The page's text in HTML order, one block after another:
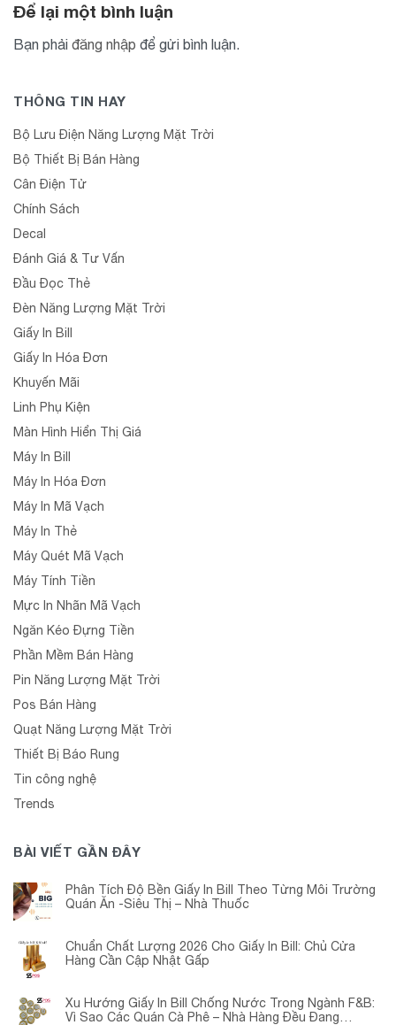
Để lại một bình luận
Bạn phải đăng nhập để gửi bình luận.
THÔNG TIN HAY
Bộ Lưu Điện Năng Lượng Mặt Trời
Bộ Thiết Bị Bán Hàng
Cân Điện Tử
Chính Sách
Decal
Đánh Giá & Tư Vấn
Đầu Đọc Thẻ
Đèn Năng Lượng Mặt Trời
Giấy In Bill
Giấy In Hóa Đơn
Khuyến Mãi
Linh Phụ Kiện
Màn Hình Hiển Thị Giá
Máy In Bill
Máy In Hóa Đơn
Máy In Mã Vạch
Máy In Thẻ
Máy Quét Mã Vạch
Máy Tính Tiền
Mực In Nhãn Mã Vạch
Ngăn Kéo Đựng Tiền
Phần Mềm Bán Hàng
Pin Năng Lượng Mặt Trời
Pos Bán Hàng
Quạt Năng Lượng Mặt Trời
Thiết Bị Báo Rung
Tin công nghệ
Trends
BÀI VIẾT GẦN ĐÂY
Phân Tích Độ Bền Giấy In Bill Theo Từng Môi Trường
Quán Ăn -Siêu Thị – Nhà Thuốc
Chuẩn Chất Lượng 2026 Cho Giấy In Bill: Chủ Cửa
Hàng Cần Cập Nhật Gấp
Xu Hướng Giấy In Bill Chống Nước Trong Ngành F&B:
Vì Sao Các Quán Cà Phê – Nhà Hàng Đều Đang